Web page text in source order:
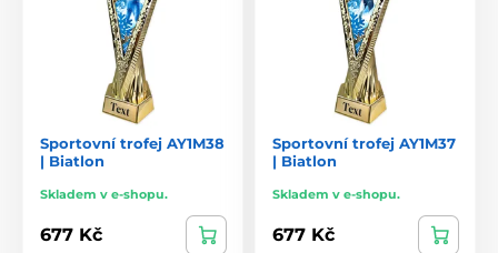
Sportovní trofej AY1M38
| Biatlon
Skladem v e-shopu.
677 Kč
Sportovní trofej AY1M37
| Biatlon
Skladem v e-shopu.
677 Kč